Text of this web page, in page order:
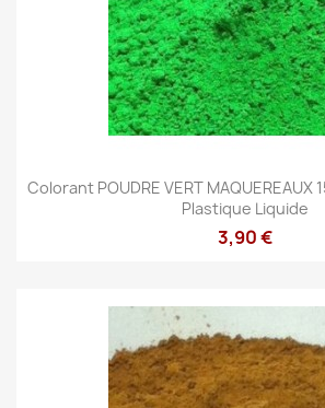
Colorant POUDRE VERT MAQUEREAUX
Plastique Liquide
3,90 €